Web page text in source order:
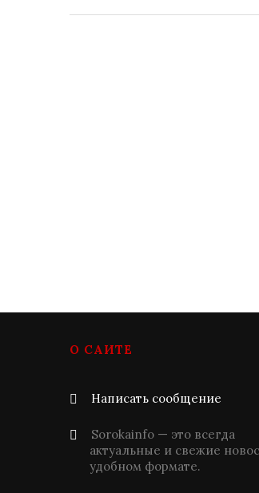
О САЙТЕ
Написать сообщение
Sorokainfo — это всегда
актуальные и свежие
удобном формате.